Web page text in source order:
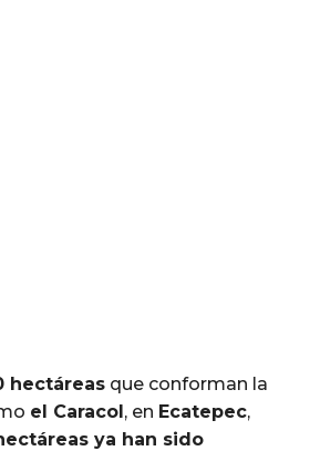
hectáreas que conforman la
el Caracol, en Ecatepec,
ya han sido